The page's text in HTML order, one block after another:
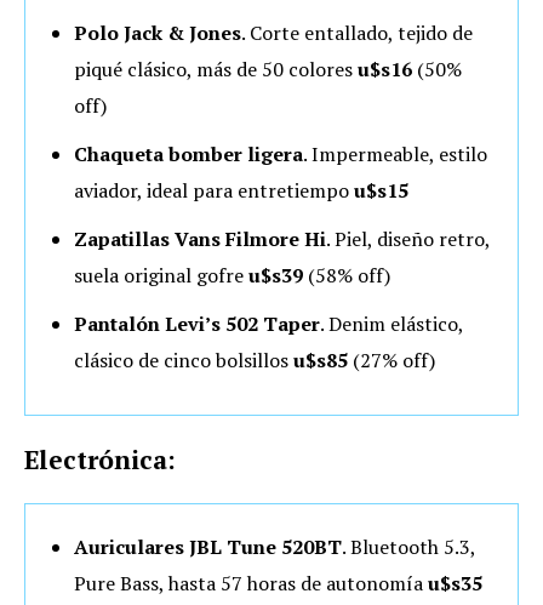
Polo Jack & Jones. Corte entallado, tejido de
piqué clásico, más de 50 coloresu$s16 (50%
off)
Chaqueta bomber ligera. Impermeable, estilo
aviador, ideal para entretiempou$s15
Zapatillas Vans Filmore Hi. Piel, diseño retro,
suela original gofreu$s39 (58% off)
Pantalón Levi’s 502 Taper. Denim elástico,
clásico de cinco bolsillosu$s85 (27% off)
Electrónica:
Auriculares JBL Tune 520BT. Bluetooth 5.3,
Pure Bass, hasta 57 horas de autonomíau$s35